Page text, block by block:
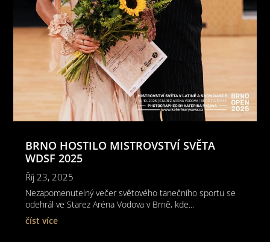
BRNO HOSTILO MISTROVSTVÍ SVĚTA
WDSF 2025
Říj 23, 2025
Nezapomenutelný večer světového tanečního sportu se
odehrál ve Starez Aréna Vodova v Brně, kde...
číst více